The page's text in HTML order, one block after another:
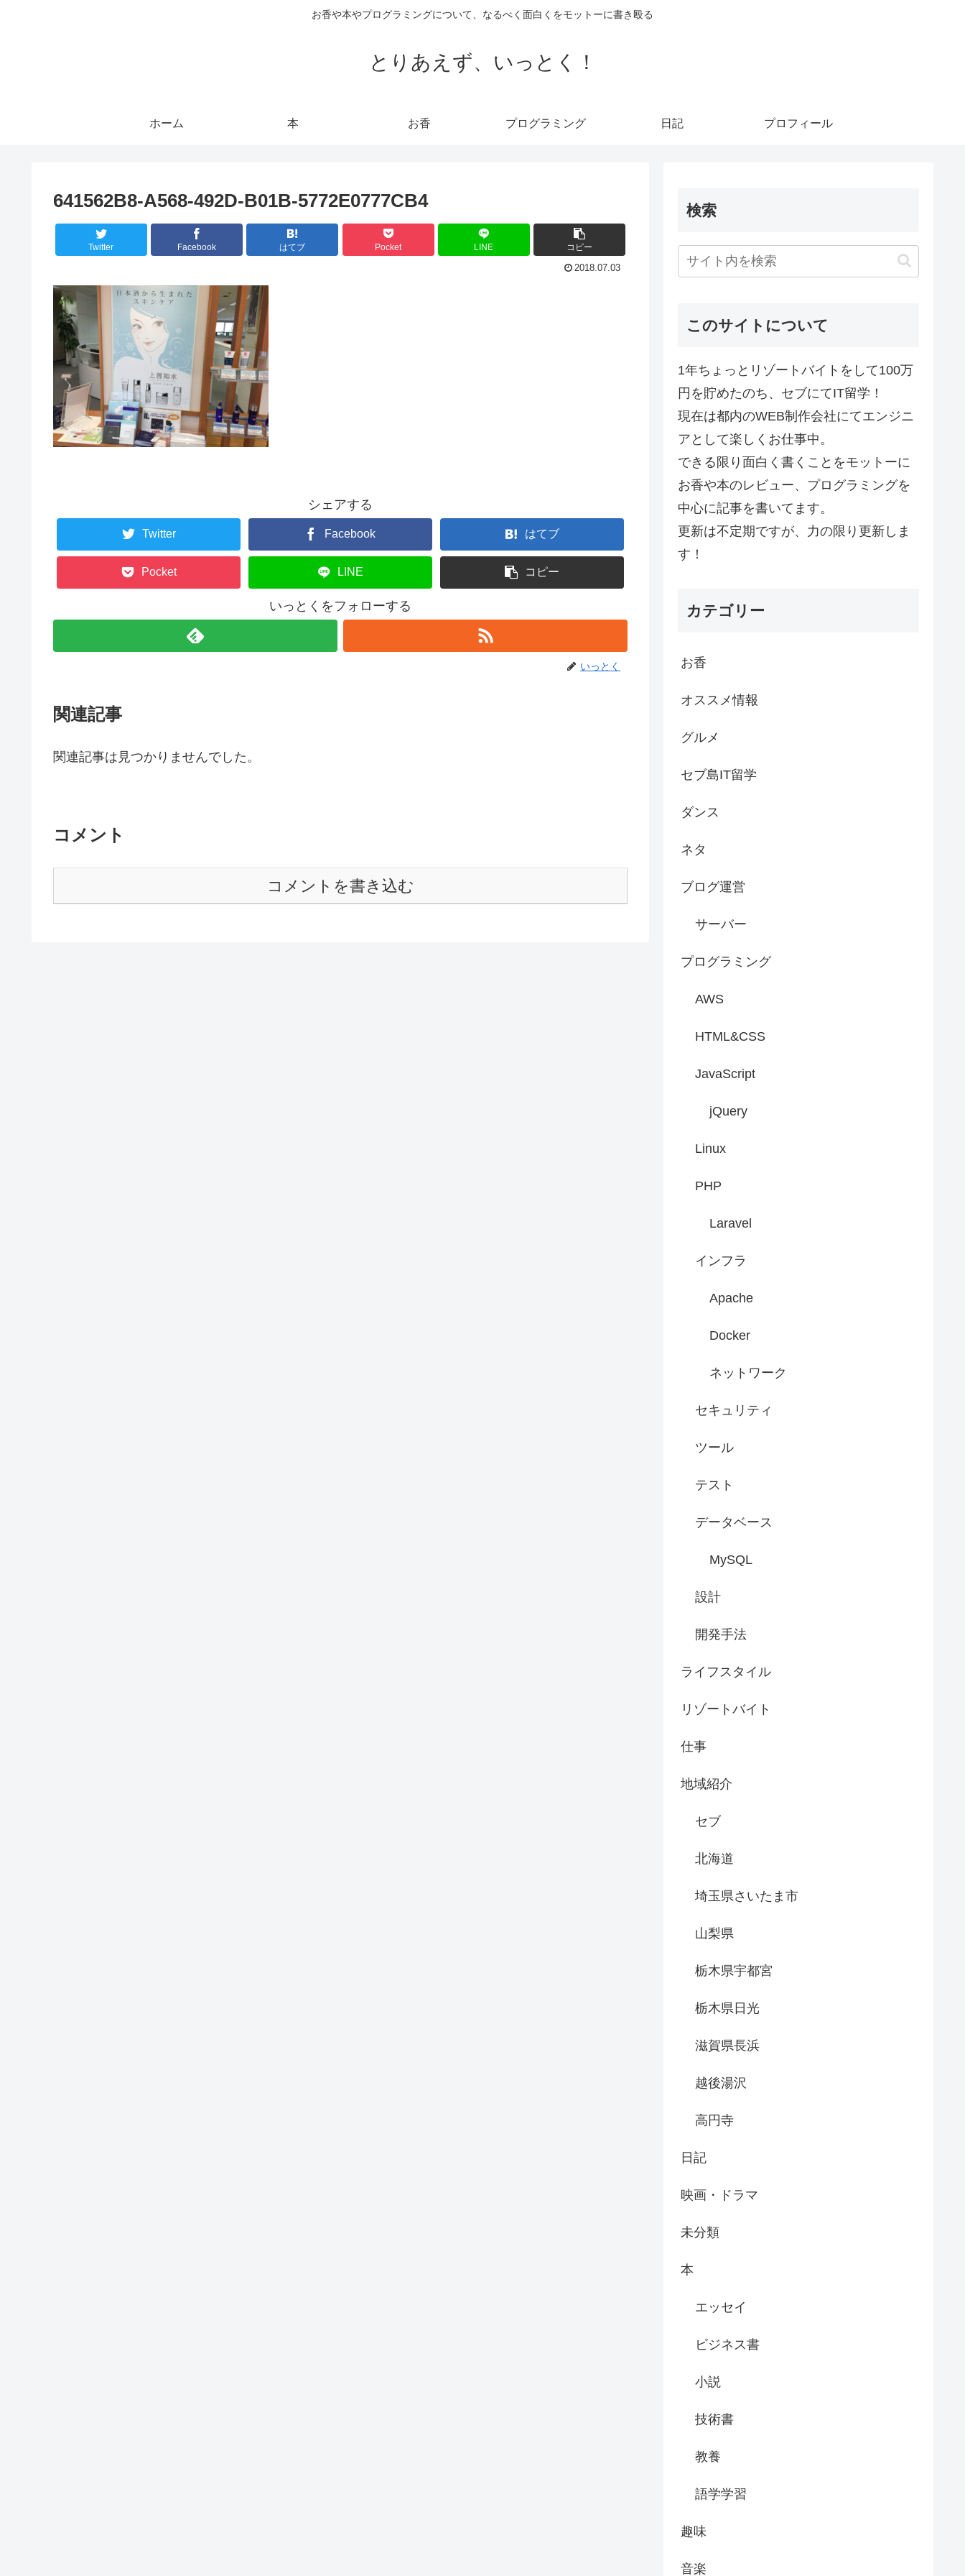
お香や本やプログラミングについて、なるべく面白くをモットーに書き殴る
とりあえず、いっとく！
ホーム 本 お香 プログラミング 日記 プロフィール
641562B8-A568-492D-B01B-5772E0777CB4
Twitter Facebook はてブ Pocket LINE コピー
2018.07.03
シェアする
Twitter Facebook はてブ
Pocket LINE コピー
いっとくをフォローする
いっとく
関連記事
関連記事は見つかりませんでした。
コメント
コメントを書き込む
検索
このサイトについて
1年ちょっとリゾートバイトをして100万
円を貯めたのち、セブにてIT留学！
現在は都内のWEB制作会社にてエンジニ
アとして楽しくお仕事中。
できる限り面白く書くことをモットーに
お香や本のレビュー、プログラミングを
中心に記事を書いてます。
更新は不定期ですが、力の限り更新しま
す！
カテゴリー
お香
オススメ情報
グルメ
セブ島IT留学
ダンス
ネタ
ブログ運営
サーバー
プログラミング
AWS
HTML&CSS
JavaScript
jQuery
Linux
PHP
Laravel
インフラ
Apache
Docker
ネットワーク
セキュリティ
ツール
テスト
データベース
MySQL
設計
開発手法
ライフスタイル
リゾートバイト
仕事
地域紹介
セブ
北海道
埼玉県さいたま市
山梨県
栃木県宇都宮
栃木県日光
滋賀県長浜
越後湯沢
高円寺
日記
映画・ドラマ
未分類
本
エッセイ
ビジネス書
小説
技術書
教養
語学学習
趣味
音楽